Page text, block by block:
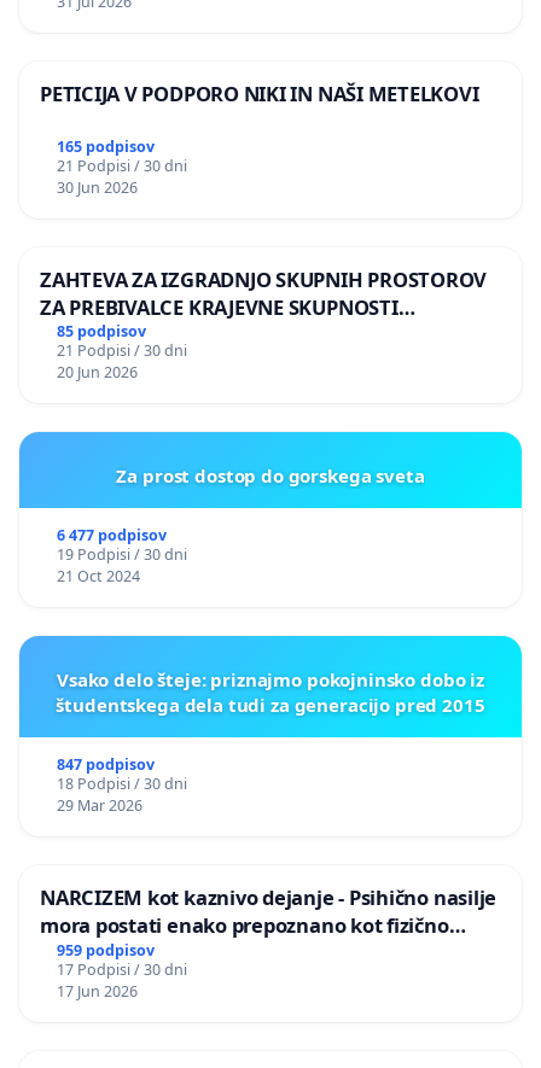
PETICIJA V PODPORO NIKI IN NAŠI METELKOVI
165 podpisov
21 Podpisi / 30 dni
30 Jun 2026
ZAHTEVA ZA IZGRADNJO SKUPNIH PROSTOROV
ZA PREBIVALCE KRAJEVNE SKUPNOSTI
PRESTRANEK
85 podpisov
21 Podpisi / 30 dni
20 Jun 2026
Za prost dostop do gorskega sveta
6 477 podpisov
19 Podpisi / 30 dni
21 Oct 2024
Vsako delo šteje: priznajmo pokojninsko dobo iz
študentskega dela tudi za generacijo pred 2015
847 podpisov
18 Podpisi / 30 dni
29 Mar 2026
NARCIZEM kot kaznivo dejanje - Psihično nasilje
mora postati enako prepoznano kot fizično
nasilje
959 podpisov
17 Podpisi / 30 dni
17 Jun 2026